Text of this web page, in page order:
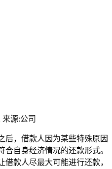
来源:公司
后，借款人因为某些特殊原因
自身经济情况的还款形式。
款人尽最大可能进行还款，